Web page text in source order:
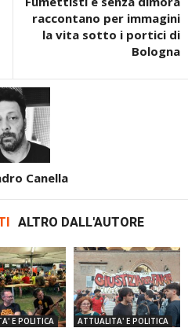
raccontano per immagini
la vita sotto i portici di
Bologna
Canella
ALTRO DALL'AUTORE
E POLITICA ATTUALITA' E POLITICA